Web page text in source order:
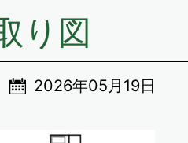
り図
2026年05月19日